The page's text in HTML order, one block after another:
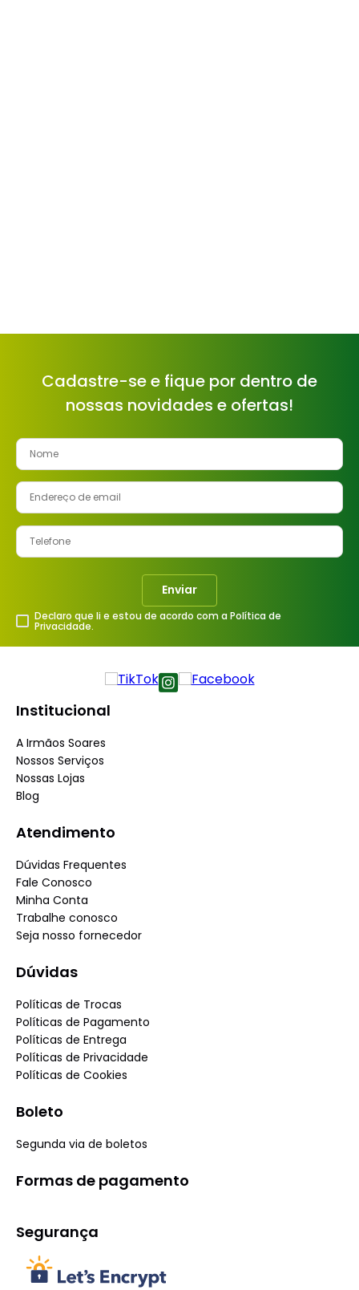
Cadastre-se e fique por dentro de
nossas novidades e ofertas!
Enviar
Declaro que li e estou de acordo com a Política de
Privacidade.
Institucional
A Irmãos Soares
Nossos Serviços
Nossas Lojas
Blog
Atendimento
Dúvidas Frequentes
Fale Conosco
Minha Conta
Trabalhe conosco
Seja nosso fornecedor
Dúvidas
Políticas de Trocas
Políticas de Pagamento
Políticas de Entrega
Políticas de Privacidade
Políticas de Cookies
Boleto
Segunda via de boletos
Formas de pagamento
Segurança